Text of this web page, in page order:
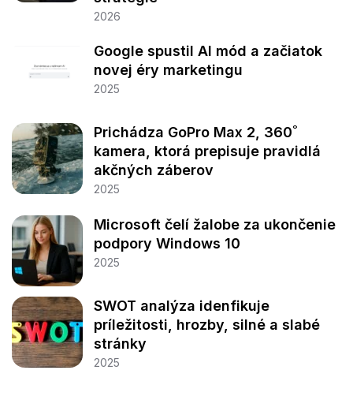
2026
Google spustil AI mód a začiatok
novej éry marketingu
2025
Prichádza GoPro Max 2, 360˚
kamera, ktorá prepisuje pravidlá
akčných záberov
2025
Microsoft čelí žalobe za ukončenie
podpory Windows 10
2025
SWOT analýza idenfikuje
príležitosti, hrozby, silné a slabé
stránky
2025